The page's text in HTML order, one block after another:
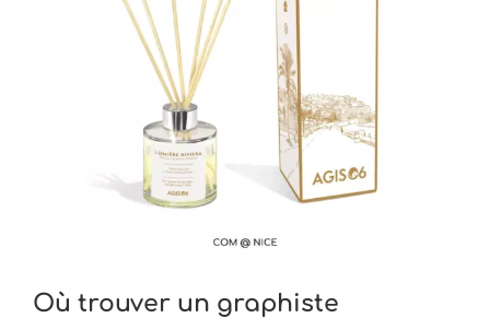
Où trouver un graphiste